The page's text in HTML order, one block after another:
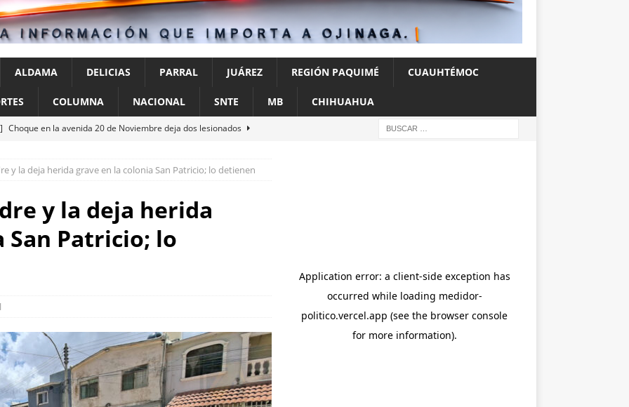
ALDAMA DELICIAS PARRAL JUÁREZ REGIÓN PAQUIMÉ CUAUHTÉMOC
COLUMNA NACIONAL SNTE MB CHIHUAHUA
Choque en la avenida 20 de Noviembre deja dos lesionados
Rocía a su esposa y su hija con gasolina para matarlas; lo
Alan Falomir se reúne con vecinos de El Saucito y lleva mensaje
ESTATAL
y la deja herida grave en la colonia San Patricio; lo detienen
y la deja herida
San Patricio; lo